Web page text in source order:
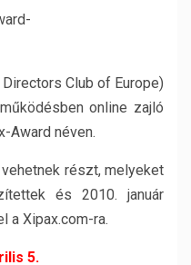
Club of Europe)
online zajló
Award néven.
részt, melyeket
és 2010. január
a Xipax.com-ra.
5.